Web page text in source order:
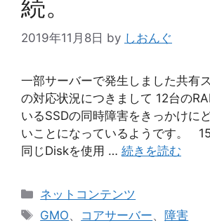
続。
2019年11月8日 by しおんぐ
一部サーバーで発生しました共有
の対応状況につきまして 12台の
いるSSDの同時障害をきっかけに
いことになっているようです。
同じDiskを使用 … 続きを読む
カ
テ
ネットコンテンツ
タ
GMO、 コアサーバー、障害